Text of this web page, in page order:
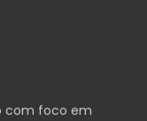
com foco em